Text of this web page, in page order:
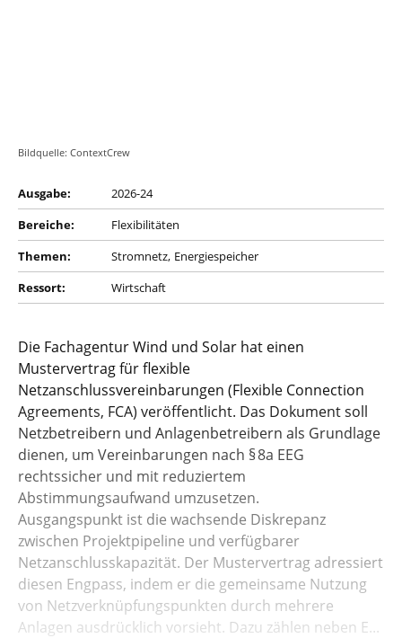
Bildquelle: ContextCrew
Ausgabe:
2026-24
Bereiche:
Flexibilitäten
Themen:
Stromnetz Energiespeicher
Ressort:
Wirtschaft
Die Fachagentur Wind und Solar hat einen
Mustervertrag für flexible
Netzanschlussvereinbarungen (Flexible Connection
Agreements, FCA) veröffentlicht. Das Dokument soll
Netzbetreibern und Anlagenbetreibern als Grundlage
dienen, um Vereinbarungen nach § 8a EEG
rechtssicher und mit reduziertem
Abstimmungsaufwand umzusetzen.
Ausgangspunkt ist die wachsende Diskrepanz
zwischen Projektpipeline und verfügbarer
Netzanschlusskapazität. Der Mustervertrag adressiert
diesen Engpass, indem er die gemeinsame Nutzung
von Netzverknüpfungspunkten durch mehrere
Anlagen ausdrücklich vorsieht. Dazu zählen neben E...